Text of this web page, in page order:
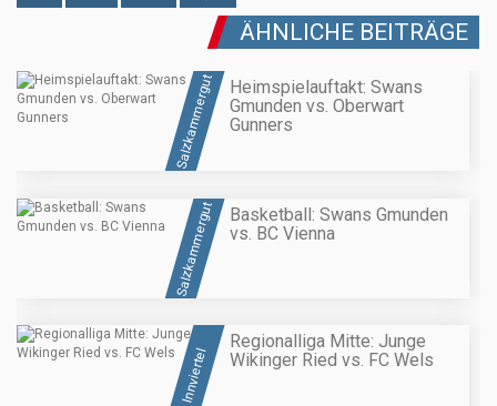
ÄHNLICHE BEITRÄGE
Salzkammergut
Heimspielauftakt: Swans
Gmunden vs. Oberwart
Gunners
Salzkammergut
Basketball: Swans Gmunden
vs. BC Vienna
Innviertel
Regionalliga Mitte: Junge
Wikinger Ried vs. FC Wels